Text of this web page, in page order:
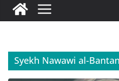
Syekh Nawawi al-